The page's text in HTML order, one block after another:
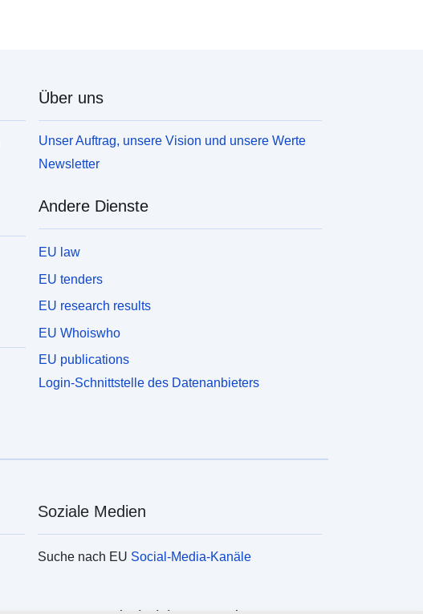
Über uns
Unser Auftrag, unsere Vision und unsere Werte
Newsletter
Andere Dienste
EU law
EU tenders
EU research results
EU Whoiswho
EU publications
Login-Schnittstelle des Datenanbieters
Soziale Medien
Suche nach EU Social-Media-Kanäle